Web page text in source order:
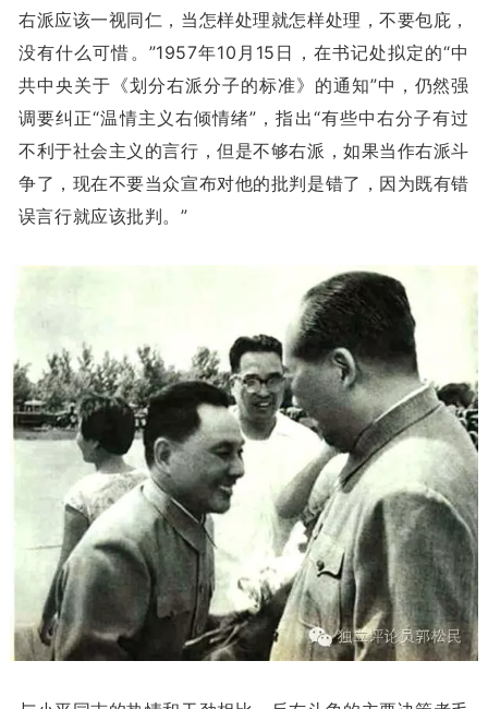
右派应该一视同仁，当怎样处理就怎样处理，不要包庇，
没有什么可惜。”1957年10月15日，在书记处拟定的“中
共中央关于《划分右派分子的标准》的通知”中，仍然强
调要纠正“温情主义右倾情绪”，指出“有些中右分子有过
不利于社会主义的言行，但是不够右派，如果当作右派斗
争了，现在不要当众宣布对他的批判是错了，因为既有错
误言行就应该批判。”